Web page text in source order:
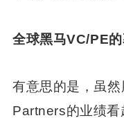
全球黑马VC/PE
有意思的是，虽
Partners的业绩看